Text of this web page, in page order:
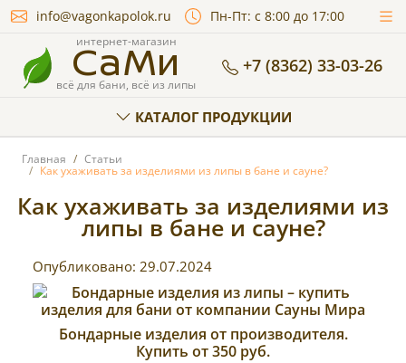
info@vagonkapolok.ru Пн-Пт: с 8:00 до 17:00
интернет-магазин
СаМи
всё для бани, всё из липы
+7 (8362) 33-03-26
КАТАЛОГ ПРОДУКЦИИ
Главная Статьи
Как ухаживать за изделиями из липы в бане и сауне?
Как ухаживать за изделиями из
липы в бане и сауне?
Опубликовано: 29.07.2024
Бондарные изделия от производителя.
Купить от 350 руб.